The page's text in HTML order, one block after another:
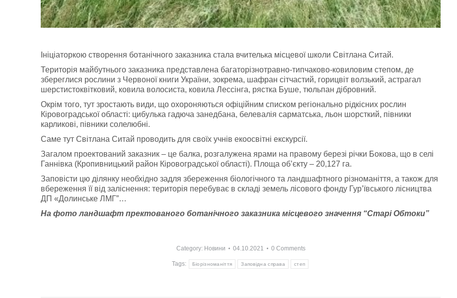
Ініціаторкою створення ботанічного заказника стала вчителька місцевої школи Світлана Ситай.
Територія майбутнього заказника представлена багаторізнотравно-типчаково-ковиловим степом, де
збереглися рослини з Червоної книги України, зокрема, шафран сітчастий, горицвіт волзький, астрагал
шерстистоквітковий, ковила волосиста, ковила Лессінга, рястка Буше, тюльпан дібровний.
Окрім того, тут зростають види, що охороняються офіційним списком регіонально рідкісних рослин
Кіровоградської області: цибулька гадюча занедбана, белевалія сарматська, льон шорсткий, півники
карликові, півники солелюбні.
Саме тут Світлана Ситай проводить для своїх учнів екоосвітні екскурсії.
Загалом проектований заказник – це балка, розгалужена ярами на правому березі річки Бокова, що в селі
Ганнівка (Кропивницький район Кіровоградської області). Площа об’єкту – 20,127 га.
Заповісти цю ділянку необхідно задля збереження біологічного та ландшафтного різноманіття, а також для
вбереження її від заліснення: територія перебуває в складі земель лісового фонду Гур’ївського лісництва
ДП «Долинське ЛМГ”…
На фото ландшафт пректованого ботанічного заказника місцевого значення “Старі Обтоки”
Category: Новини 04.10.2021 0 Comments
Tags: Біорізноманіття Заповідна справа степ